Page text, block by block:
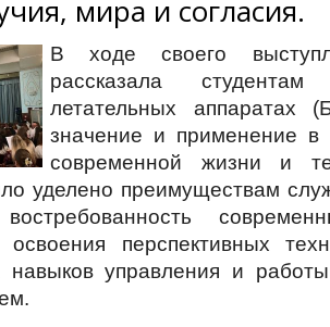
мира и согласия.
В ходе своего
рассказала
летательных аппаратах
значение и применение в
современной жизни и
уделено преимуществам
освоения перспективных
навыков управления и